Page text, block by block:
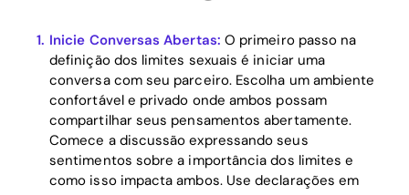
Inicie Conversas Abertas: O primeiro passo na
definição dos limites sexuais é iniciar uma
conversa com seu parceiro. Escolha um ambiente
confortável e privado onde ambos possam
compartilhar seus pensamentos abertamente.
Comece a discussão expressando seus
sentimentos sobre a importância dos limites e
como isso impacta ambos. Use declarações em